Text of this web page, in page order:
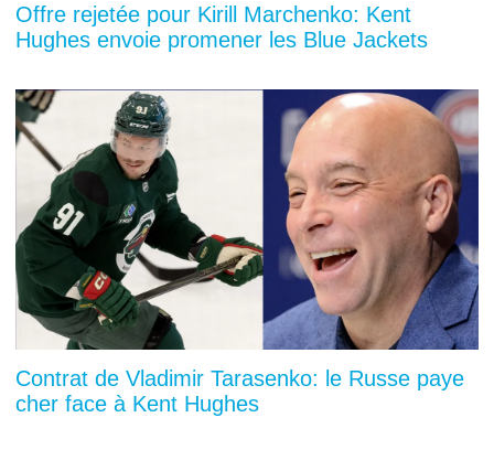
Offre rejetée pour Kirill Marchenko: Kent
Hughes envoie promener les Blue Jackets
Contrat de Vladimir Tarasenko: le Russe paye
cher face à Kent Hughes